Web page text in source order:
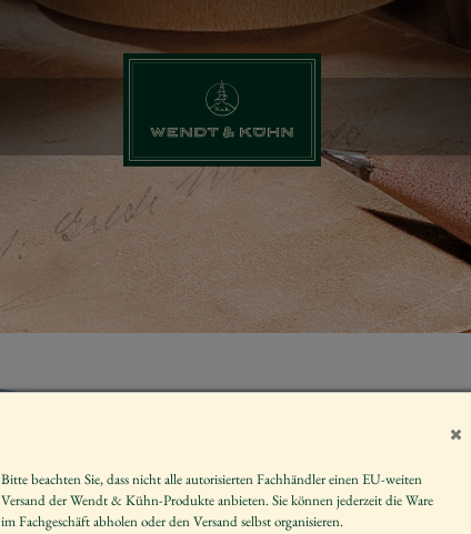
JUNGE MIT
Artikelnummer
Größe der Figur / Spieldose
Bitte beachten Sie, dass nicht alle autorisierten Fachhändler einen EU-weiten
Versand der Wendt & Kühn-Produkte anbieten. Sie können jederzeit die Ware
im Fachgeschäft abholen oder den Versand selbst organisieren.